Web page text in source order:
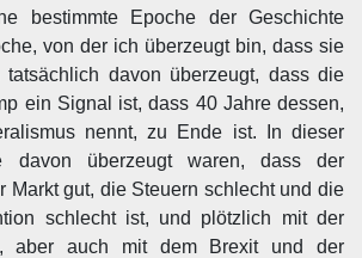
bestimmte Epoche der Geschichte
von der ich überzeugt bin, dass sie
davon überzeugt, dass die
ein Signal ist, dass 40 Jahre dessen,
nennt, zu Ende ist. In dieser
überzeugt waren, dass der
Markt gut, die Steuern schlecht und die
schlecht ist, und plötzlich mit der
aber auch mit dem Brexit und der